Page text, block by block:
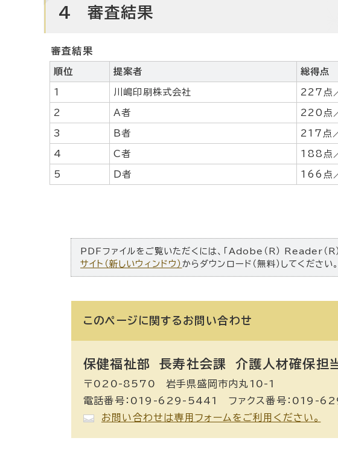
4 審査結果
審査結果
順位 提案者 総得点
1 川嶋印刷株式会社 227点
2 A者 220点
3 B者 217点
4 C者 188点
5 D者 166点
PDFファイルをご覧いただくには、「Adobe（R） Reader（R
サイト（新しいウィンドウ） からダウンロード（無料）してください。
このページに関する お問い合わせ
保健福祉部 長寿社会課 介護人材確保担
〒020-8570 岩手県盛岡市内丸10-1
電話番号：019-629-5441 ファクス番号：019-
お問い合わせは専用フォームをご利用ください。